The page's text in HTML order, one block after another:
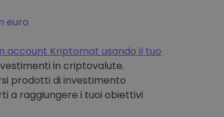
euro
account Kriptomat usando il tuo
in criptovalute.
prodotti di investimento
a raggiungere i tuoi obiettivi